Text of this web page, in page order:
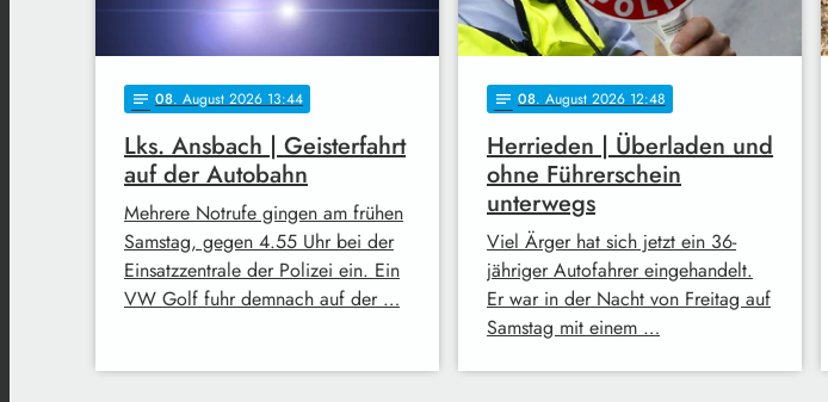
notes 08. August 2026 13:44
Lks. Ansbach | Geisterfahrt
auf der Autobahn
Mehrere Notrufe gingen am frühen
Samstag, gegen 4.55 Uhr bei der
Einsatzzentrale der Polizei ein. Ein
VW Golf fuhr demnach auf der …
notes 08. August 2026 12:48
Herrieden | Überladen und
ohne Führerschein
unterwegs
Viel Ärger hat sich jetzt ein 36-
jähriger Autofahrer eingehandelt.
Er war in der Nacht von Freitag auf
Samstag mit einem …